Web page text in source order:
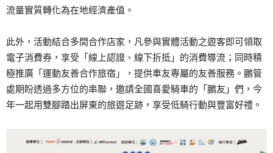
流量實質轉化為在地經濟產值。
此外，活動結合多間合作店家，凡參與實體活動之遊客即可領取
電子消費券，享受「線上認證、線下折抵」的消費導流；同時積
極推廣「運動友善合作旅宿」，提供車友專屬的友善服務。鵬管
處期盼透過多方位的串聯，邀請全國喜愛騎車的「鵬友」們，今
年一起用雙腳踏出屏東的旅遊足跡，享受低騎行動與豐富好禮。